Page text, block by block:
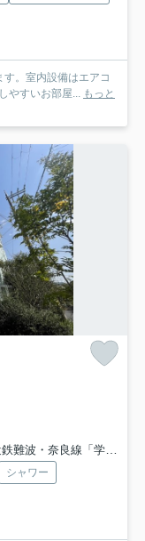
。室内設備はエアコ
やすいお部屋...
もっと
・奈良線「学園前」駅 バス6分 奈良交通「百楽園二丁目」 停歩13分
シャワー